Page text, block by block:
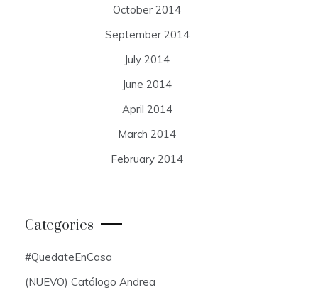
October 2014
September 2014
July 2014
June 2014
April 2014
March 2014
February 2014
Categories
#QuedateEnCasa
(NUEVO) Catálogo Andrea